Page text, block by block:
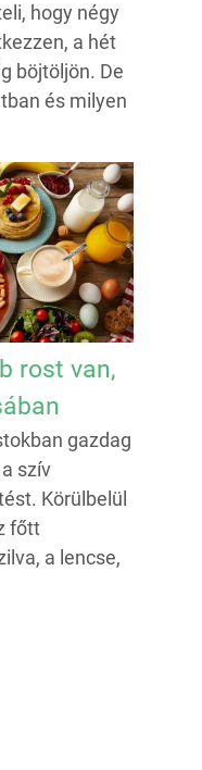
hogy négy
a hét
böjtöljön. De
és milyen
rost van,
gazdag
szív
Körülbelül
főtt
a lencse,